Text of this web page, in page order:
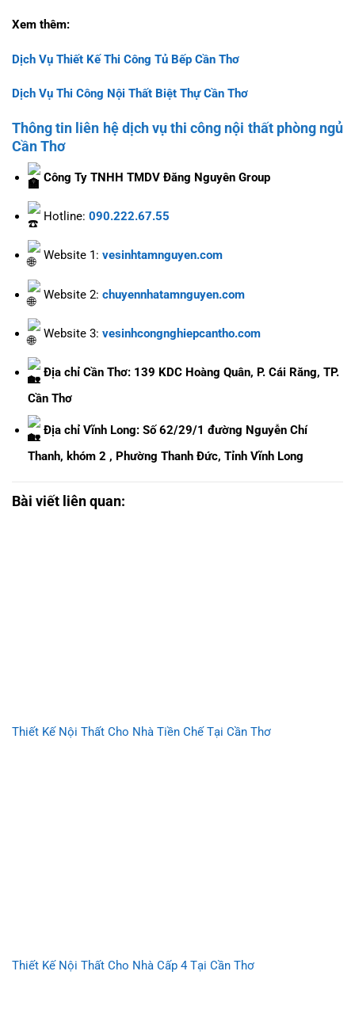
Xem thêm:
Dịch Vụ Thiết Kế Thi Công Tủ Bếp Cần Thơ
Dịch Vụ Thi Công Nội Thất Biệt Thự Cần Thơ
Thông tin liên hệ dịch vụ thi công nội thất phòng ngủ
Cần Thơ
Công Ty TNHH TMDV Đăng Nguyên Group
Hotline: 090.222.67.55
Website 1: vesinhtamnguyen.com
Website 2: chuyennhatamnguyen.com
Website 3: vesinhcongnghiepcantho.com
Địa chỉ Cần Thơ: 139 KDC Hoàng Quân, P. Cái Răng, TP.
Cần Thơ
Địa chỉ Vĩnh Long: Số 62/29/1 đường Nguyễn Chí
Thanh, khóm 2 , Phường Thanh Đức, Tỉnh Vĩnh Long
Bài viết liên quan:
Thiết Kế Nội Thất Cho Nhà Tiền Chế Tại Cần Thơ
Thiết Kế Nội Thất Cho Nhà Cấp 4 Tại Cần Thơ